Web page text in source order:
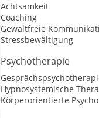
Achtsamkeit
Coaching
Gewaltfreie
Stressbewältigung
Psychotherapie
Hypnosystemische
Körperorientierte